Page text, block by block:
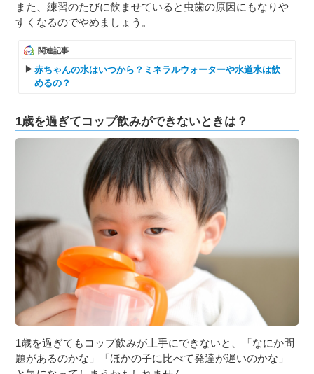
また、練習のたびに飲ませていると虫歯の原因にもなりや
すくなるのでやめましょう。
関連記事
赤ちゃんの水はいつから？ミネラルウォーターや水道水は飲
めるの？
1歳を過ぎてコップ飲みができないときは？
1歳を過ぎてもコップ飲みが上手にできないと、「なにか問
題があるのかな」「ほかの子に比べて発達が遅いのかな」